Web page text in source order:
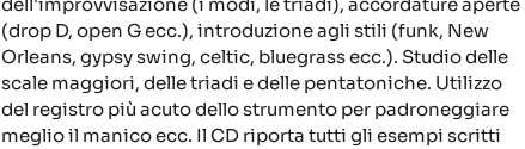
(drop D, open G ecc.), introduzione agli stili (funk, New
Orleans, gypsy swing, celtic, bluegrass ecc.). Studio delle
scale maggiori, delle triadi e delle pentatoniche. Utilizzo
del registro più acuto dello strumento per padroneggiare
meglio il manico ecc. Il CD riporta tutti gli esempi scritti